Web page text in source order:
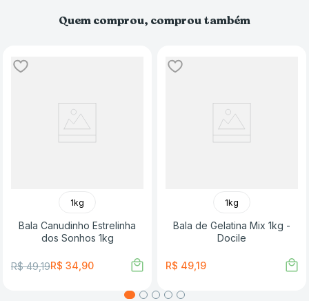
Quem comprou, comprou também
1kg
Bala Canudinho Estrelinha
dos Sonhos 1kg
R$ 49,19R$ 34 90
1kg
Bala de Gelatina Mix 1kg -
Docile
R$ 4919